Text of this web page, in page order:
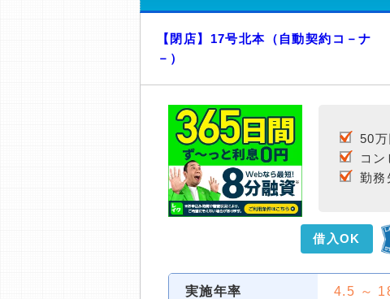
【閉店】17号北本（自動契約コ－ナ
－）
50
コン
勤務
借入OK
実施年率 4.5 ～